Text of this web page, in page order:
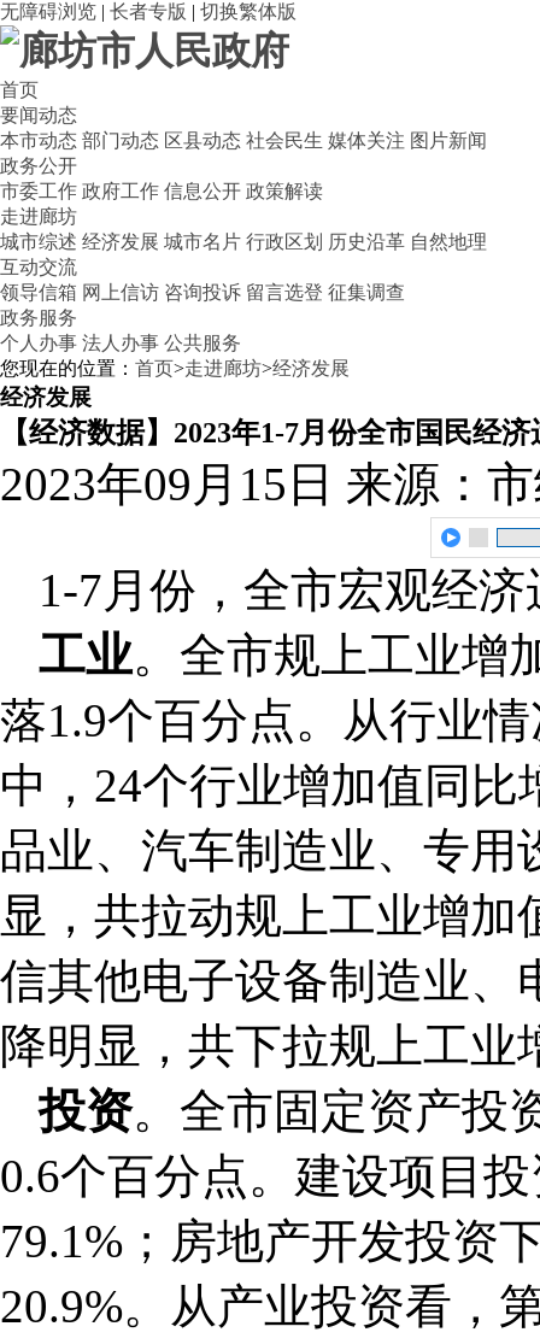
无障碍浏览 | 长者专版 | 切换繁体版
首页
要闻动态
本市动态 部门动态 区县动态 社会民生 媒体关注 图片新闻
政务公开
市委工作 政府工作 信息公开 政策解读
走进廊坊
城市综述 经济发展 城市名片 行政区划 历史沿革 自然地理
互动交流
领导信箱 网上信访 咨询投诉 留言选登 征集调查
政务服务
个人办事 法人办事 公共服务
您现在的位置： 首页>走进廊坊>经济发展
经济发展
【经济数据】2023年1-7月份全市国民经
2023年09月15日 来源：
1-7月份，全市宏观经
工业。全市规上工业增
落1.9个百分点。从行业
中，24个行业增加值同比
品业、汽车制造业、专用
显，共拉动规上工业增加
信其他电子设备制造业、
降明显，共下拉规上工业
投资。全市固定资产投
0.6个百分点。建设项目
79.1%；房地产开发投资
20.9%。从产业投资看，